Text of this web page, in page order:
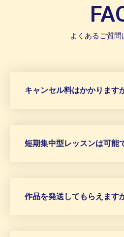
よくあるご質問
キャンセル料はかかります
短期集中型レッスンは可能
作品を発送してもらえます